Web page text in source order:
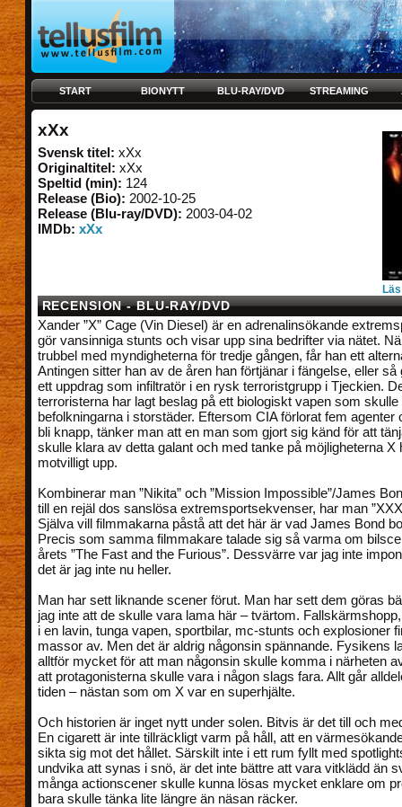
START BIONYTT BLU-RAY/DVD STREAMING
xXx
Svensk titel: xXx
Originaltitel: xXx
Speltid (min): 124
Release (Bio): 2002-10-25
Release (Blu-ray/DVD): 2003-04-02
IMDb: xXx
RECENSION - BLU-RAY/DVD
Xander ”X” Cage (Vin Diesel) är en adrenalinsökande
gör vansinniga stunts och visar upp sina bedrifter via nätet.
trubbel med myndigheterna för tredje gången, får han ett
Antingen sitter han av de åren han förtjänar i fängelse, eller så
ett uppdrag som infiltratör i en rysk terroristgrupp i Tjeckien.
terroristerna har lagt beslag på ett biologiskt vapen som skulle
befolkningarna i storstäder. Eftersom CIA förlorat fem agenter
bli knapp, tänker man att en man som gjort sig känd för att
skulle klara av detta galant och med tanke på möjligheterna X
motvilligt upp.
Kombinerar man ”Nikita” och ”Mission Impossible”/James
till en rejäl dos sanslösa extremsportsekvenser, har man
Själva vill filmmakarna påstå att det här är vad James Bond
Precis som samma filmmakare talade sig så varma om
årets ”The Fast and the Furious”. Dessvärre var jag inte
det är jag inte nu heller.
Man har sett liknande scener förut. Man har sett dem göras
jag inte att de skulle vara lama här – tvärtom.
i en lavin, tunga vapen, sportbilar, mc-stunts och explosioner
massor av. Men det är aldrig någonsin spännande. Fysikens
alltför mycket för att man någonsin skulle komma i närheten
att protagonisterna skulle vara i någon slags fara. Allt går
tiden – nästan som om X var en superhjälte.
Och historien är inget nytt under solen. Bitvis är det till och
En cigarett är inte tillräckligt varm på håll, att en
sikta sig mot det hållet. Särskilt inte i ett rum fyllt med
undvika att synas i snö, är det inte bättre att vara vitklädd än
många actionscener skulle kunna lösas mycket enklare om
bara skulle tänka lite längre än näsan räcker.